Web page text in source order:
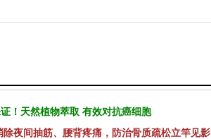
！天然植物萃取 有效对抗癌细胞
夜间抽筋、腰背疼痛，防治骨质疏松立竿见影